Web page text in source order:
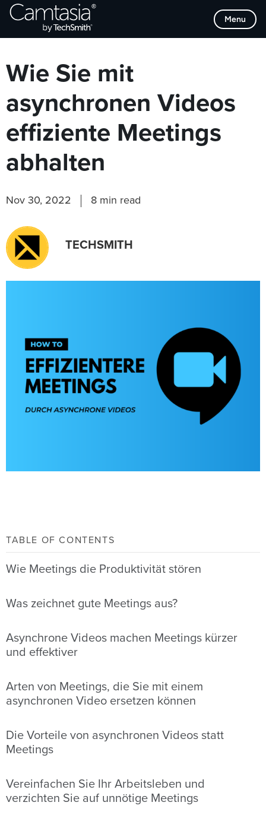
Direkt
zum
Menu
Browse Categories
Wie Sie mit
asynchronen Videos
effiziente Meetings
abhalten
Nov 30, 2022 8 min read
TECHSMITH
TABLE OF CONTENTS
Wie Meetings die Produktivität stören
Was zeichnet gute Meetings aus?
Asynchrone Videos machen Meetings kürzer
und effektiver
Arten von Meetings, die Sie mit einem
asynchronen Video ersetzen können
Die Vorteile von asynchronen Videos statt
Meetings
Vereinfachen Sie Ihr Arbeitsleben und
verzichten Sie auf unnötige Meetings